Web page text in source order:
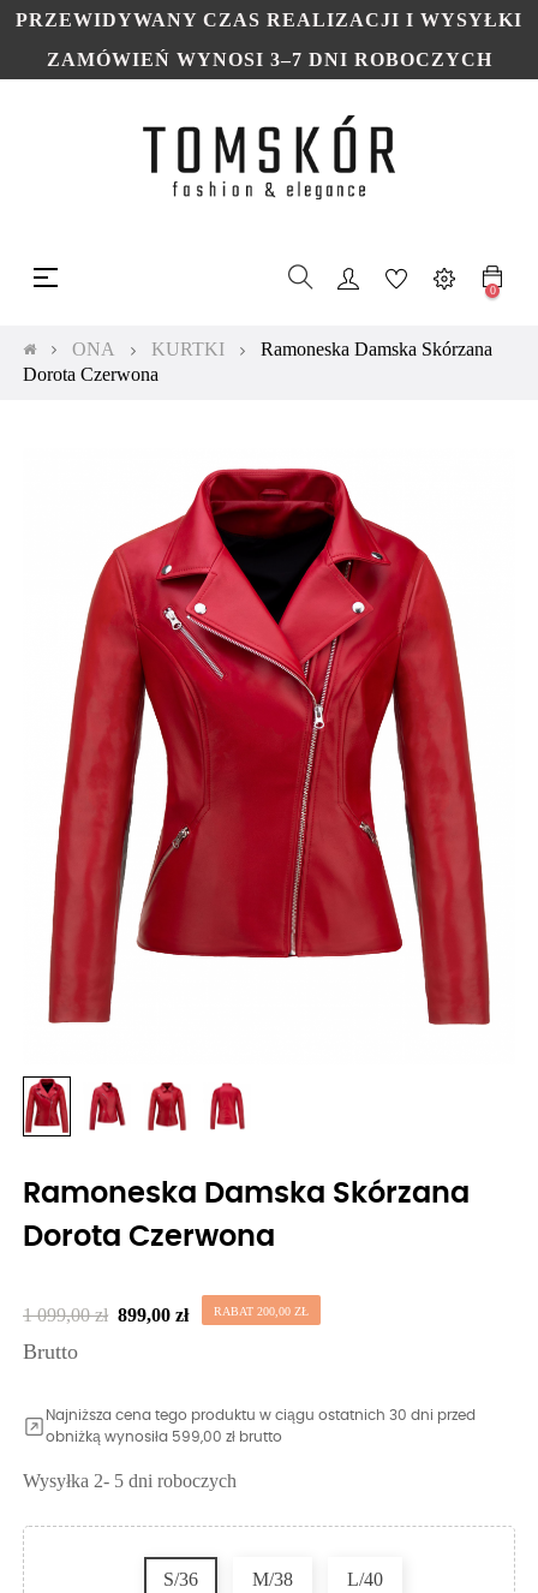
PRZEWIDYWANY CZAS REALIZACJI I WYSYŁKI
ZAMÓWIEŃ WYNOSI 3–7 DNI ROBOCZYCH
Toggle
navigation
☰
0
ONA KURTKI
Ramoneska Damska Skórzana
Dorota Czerwona
Ramoneska Damska Skórzana
Dorota Czerwona
1 099,00 zł 899,00 zł RABAT 200,00 ZŁ
Brutto
Najniższa cena tego produktu w ciągu ostatnich 30 dni przed
obniżką wynosiła 599,00 zł brutto
Wysyłka 2- 5 dni roboczych
S/36 M/38 L/40